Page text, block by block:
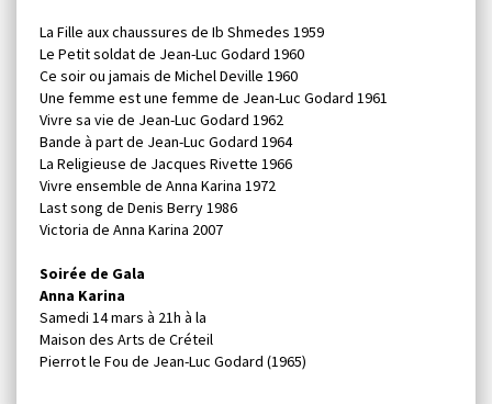
La Fille aux chaussures de Ib Shmedes 1959
Le Petit soldat de Jean-Luc Godard 1960
Ce soir ou jamais de Michel Deville 1960
Une femme est une femme de Jean-Luc Godard 1961
Vivre sa vie de Jean-Luc Godard 1962
Bande à part de Jean-Luc Godard 1964
La Religieuse de Jacques Rivette 1966
Vivre ensemble de Anna Karina 1972
Last song de Denis Berry 1986
Victoria de Anna Karina 2007
Soirée de Gala
Anna Karina
Samedi 14 mars à 21h à la
Maison des Arts de Créteil
Pierrot le Fou de Jean-Luc Godard (1965)